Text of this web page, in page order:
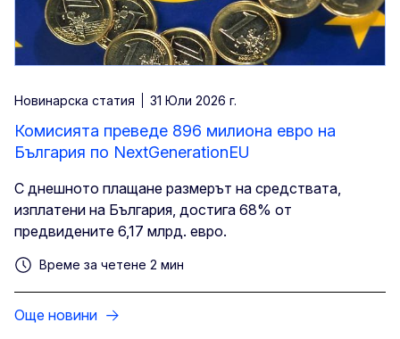
Новинарска статия 31 Юли 2026 г.
Комисията преведе 896 милиона евро на
България по NextGenerationEU
С днешното плащане размерът на средствата,
изплатени на България, достига 68% от
предвидените 6,17 млрд. евро.
Време за четене 2 мин
Още новини